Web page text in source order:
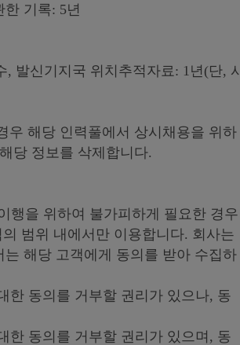
기록: 5년
발신기지국 위치추적자료: 1년(단, 시
해당 인력풀에서 상시채용을 위하
당 정보를 삭제합니다.
행을 위하여 불가피하게 필요한 경우
범위 내에서만 이용합니다. 회사는
해당 고객에게 동의를 받아 수집하
한 동의를 거부할 권리가 있으나, 동
한 동의를 거부할 권리가 있으며, 동